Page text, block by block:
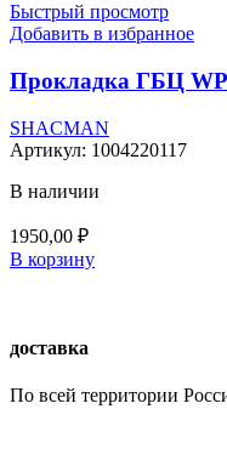
Быстрый просмотр
Добавить в избранное
Прокладка ГБЦ
SHACMAN
Артикул: 1004220117
В наличии
1950,00 ₽
В корзину
доставка
По всей территории